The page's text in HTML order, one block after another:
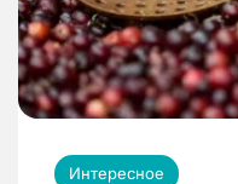
Интересное